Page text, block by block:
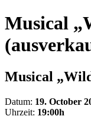
Musical
Musical
Datum: 19. October
Uhrzeit: 19:00h